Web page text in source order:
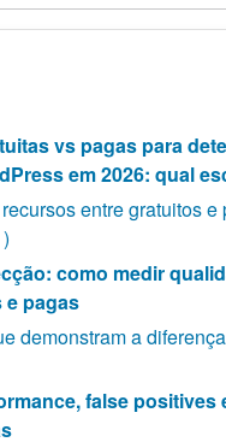
vs pagas para
em 2026: qual
entre gratuitos e
como medir
pagas
demonstram a
false positives